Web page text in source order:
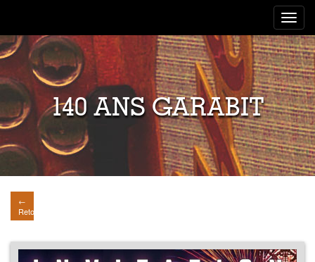
Toggle
140 ANS GARABIT
←
Retour